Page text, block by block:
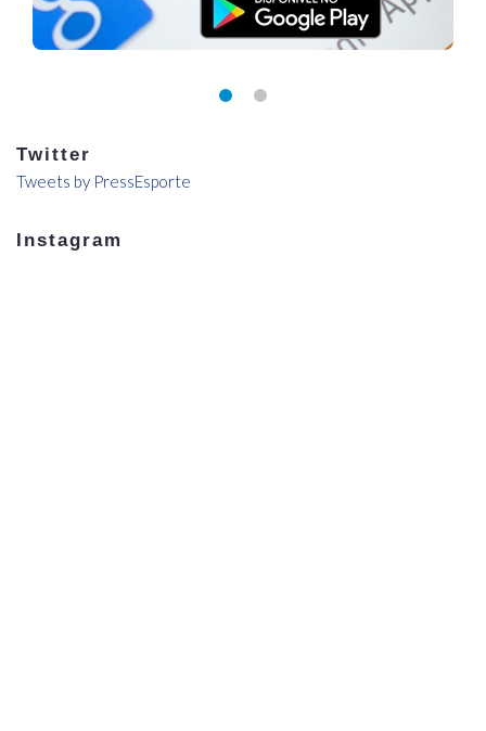
Twitter
Tweets by PressEsporte
Instagram